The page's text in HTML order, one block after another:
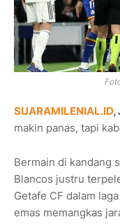
SUARAMILENIAL.ID,
makin panas, tapi
Bermain di kandang
Blancos justru
Getafe CF dalam
emas memangkas